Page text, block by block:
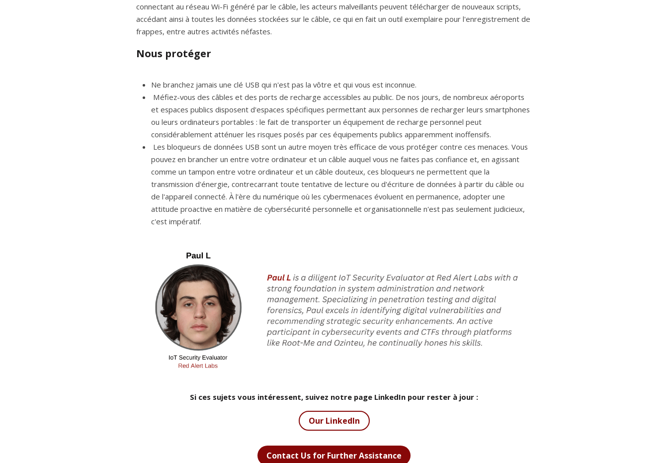
connectant au réseau Wi-Fi généré par le câble, les acteurs malveillants peuvent télécharger de nouveaux scripts,
accédant ainsi à toutes les données stockées sur le câble, ce qui en fait un outil exemplaire pour l'enregistrement de
frappes, entre autres activités néfastes.
Nous protéger
Ne branchez jamais une clé USB qui n'est pas la vôtre et qui vous est inconnue.
et espaces publics disposent d'espaces spécifiques permettant aux personnes de recharger leurs smartphones
ou leurs ordinateurs portables : le fait de transporter un équipement de recharge personnel peut
considérablement atténuer les risques posés par ces équipements publics apparemment inoffensifs.
pouvez en brancher un entre votre ordinateur et un câble auquel vous ne faites pas confiance et, en agissant
comme un tampon entre votre ordinateur et un câble douteux, ces bloqueurs ne permettent que la
transmission d'énergie, contrecarrant toute tentative de lecture ou d'écriture de données à partir du câble ou
de l'appareil connecté. À l'ère du numérique où les cybermenaces évoluent en permanence, adopter une
attitude proactive en matière de cybersécurité personnelle et organisationnelle n'est pas seulement judicieux,
c'est impératif.
Si ces sujets vous intéressent, suivez notre page LinkedIn pour rester à jour :
Our LinkedIn
Contact Us for Further Assistance